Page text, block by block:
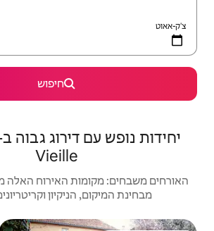
יחידות נופש עם דירוג גבוה בPeyrusse-
האלה מקבלים דירוג גבוה
וקריטריונים נוספים.